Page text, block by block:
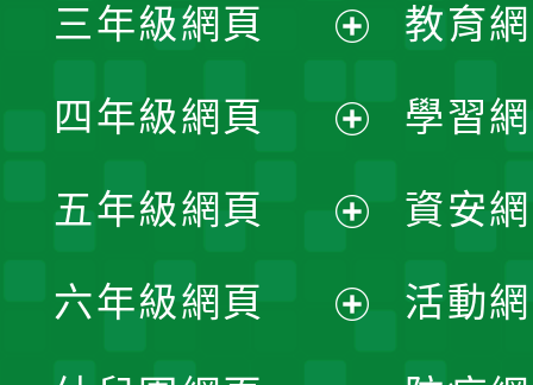
選
單
開
選
單
三年級網頁
開
選
單
四年級網頁
開
選
五年級網頁
開
六年級網頁
教育
學習
資安
活動